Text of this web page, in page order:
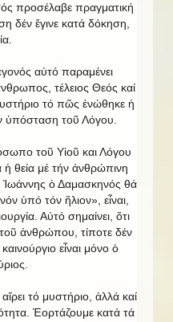
προσέλαβε πραγματική
δέν ἔγινε κατά δόκηση,
αὐτό παραμένει
τέλειος Θεός καί
τό πῶς ἑνώθηκε ἡ
ὑπόσταση τοῦ Λόγου.
τοῦ Υἱοῦ και Λόγου
θεία μέ τήν ἀνθρώπινη
Ἰωάννης ὁ Δαμασκηνός θά
ὑπό τόν ἥλιον», εἶναι,
Αὐτό σημαίνει, ὅτι
ἀνθρώπου, τίποτε δέν
εἶναι μόνο ὁ
τό μυστήριο, ἀλλά καί
Ἑορτάζουμε κατά τά